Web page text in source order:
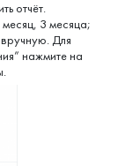
отчёт.
3 месяца;
Для
нажмите на